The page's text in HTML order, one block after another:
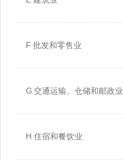
F 批发和零售业
G 交通运输、仓储和邮政业
H 住宿和餐饮业